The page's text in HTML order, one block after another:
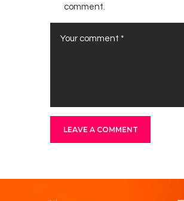
comment.